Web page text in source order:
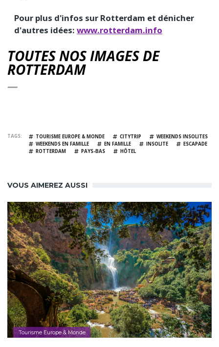
Pour plus d'infos sur Rotterdam et dénicher
d'autres idées: www.rotterdam.info
TOUTES NOS IMAGES DE
ROTTERDAM
TAGS TOURISME EUROPE & MONDE CITYTRIP
WEEKENDS INSOLITES
WEEKENDS EN FAMILLE
EN FAMILLE INSOLITE
ESCAPADE
ROTTERDAM
PAYS-BAS HÔTEL
VOUS AIMEREZ AUSSI
Tourisme Europe & Monde